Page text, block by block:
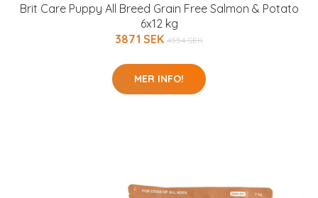
Brit Care Puppy All Breed Grain Free Salmon & Potato
6x12 kg
3871 SEK 4554 SEK
MER INFO!